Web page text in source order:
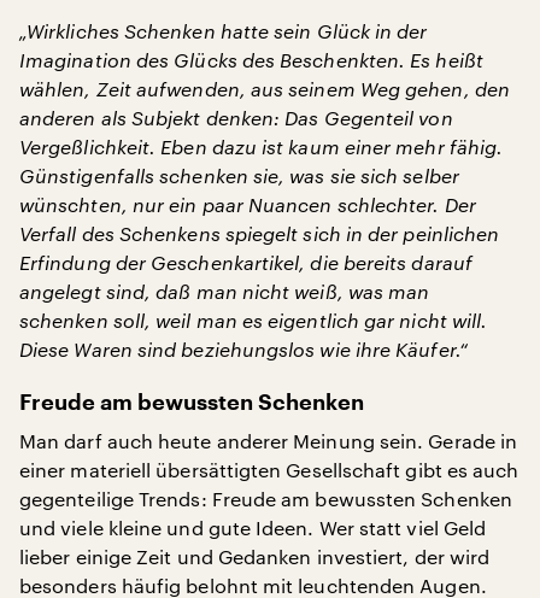
„Wirkliches Schenken hatte sein Glück in der
Imagination des Glücks des Beschenkten. Es heißt
wählen, Zeit aufwenden, aus seinem Weg gehen, den
anderen als Subjekt denken: Das Gegenteil von
Vergeßlichkeit. Eben dazu ist kaum einer mehr fähig.
Günstigenfalls schenken sie, was sie sich selber
wünschten, nur ein paar Nuancen schlechter. Der
Verfall des Schenkens spiegelt sich in der peinlichen
Erfindung der Geschenkartikel, die bereits darauf
angelegt sind, daß man nicht weiß, was man
schenken soll, weil man es eigentlich gar nicht will.
Diese Waren sind beziehungslos wie ihre Käufer.“
Freude am bewussten Schenken
Man darf auch heute anderer Meinung sein. Gerade in
einer materiell übersättigten Gesellschaft gibt es auch
gegenteilige Trends: Freude am bewussten Schenken
und viele kleine und gute Ideen. Wer statt viel Geld
lieber einige Zeit und Gedanken investiert, der wird
besonders häufig belohnt mit leuchtenden Augen.